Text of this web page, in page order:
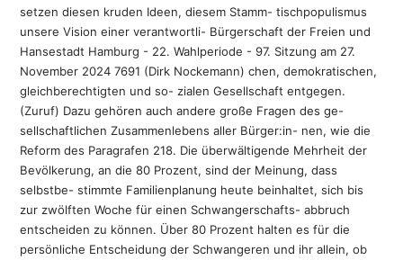
setzen diesen kruden Ideen, diesem Stamm- tischpopulismus
unsere Vision einer verantwortli- Bürgerschaft der Freien und
Hansestadt Hamburg - 22. Wahlperiode - 97. Sitzung am 27.
November 2024 7691 (Dirk Nockemann) chen, demokratischen,
gleichberechtigten und so- zialen Gesellschaft entgegen.
(Zuruf) Dazu gehören auch andere große Fragen des ge-
sellschaftlichen Zusammenlebens aller Bürger:in- nen, wie die
Reform des Paragrafen 218. Die überwältigende Mehrheit der
Bevölkerung, an die 80 Prozent, sind der Meinung, dass
selbstbe- stimmte Familienplanung heute beinhaltet, sich bis
zur zwölften Woche für einen Schwangerschafts- abbruch
entscheiden zu können. Über 80 Prozent halten es für die
persönliche Entscheidung der Schwangeren und ihr allein, ob